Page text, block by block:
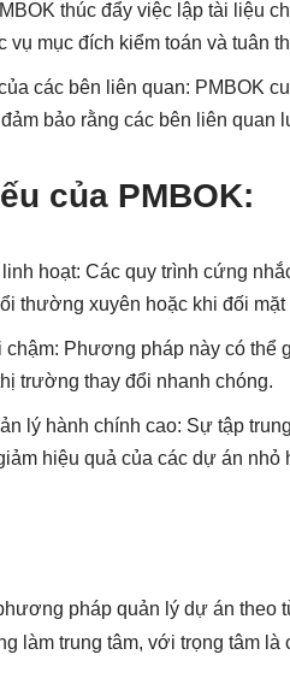
thúc đẩy việc lập tài liệu
vụ mục đích kiểm toán và tuân
các bên liên quan: PMBOK
đảm bảo rằng các bên liên
của PMBOK:
hoạt: Các quy trình cứng
thường xuyên hoặc khi đối
chậm: Phương pháp này có thể
trường thay đổi nhanh chóng.
lý hành chính cao: Sự tập
hiệu quả của các dự án nhỏ
pháp quản lý dự án theo
làm trung tâm, với trọng tâm